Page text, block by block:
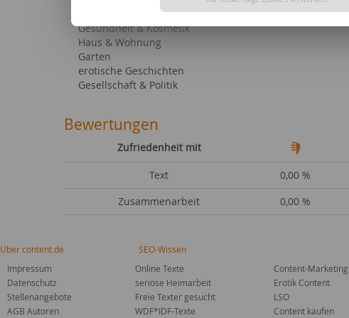
Gesundheit & Kosmetik
Haus & Wohnung
Garten
erotische Geschichten
Gesellschaft & Politik
Bewertungen
Zufriedenheit mit
Text 0,00 %
Zusammenarbeit
0,00 %
Über content.de
Impressum
Datenschutz
Stellenangebote
AGB Autoren
SEO-Wissen
Online Texte
seriöse Heimarbeit
Freie Texter gesucht
WDF*IDF-Texte
Content-Marketing
Erotik Content
LSO
Content kaufen